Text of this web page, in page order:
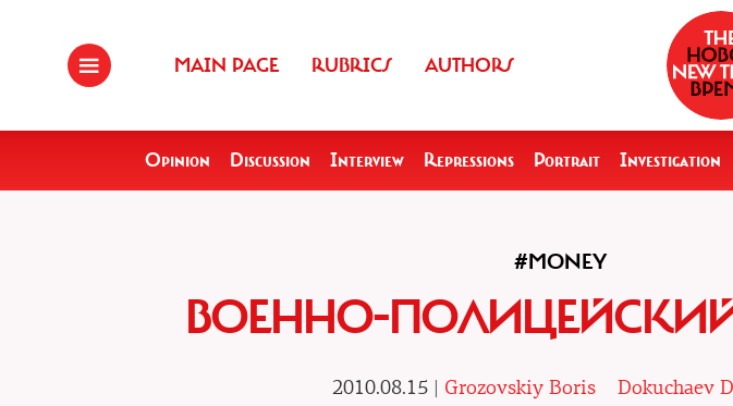
MAIN PAGE RUBRICS AUTHORS
Opinion Discussion Interview Repressions Portrait Investigation
#MONEY
ВОЕННО-
2010.08.15 | Grozovskiy Boris Dokuchaev